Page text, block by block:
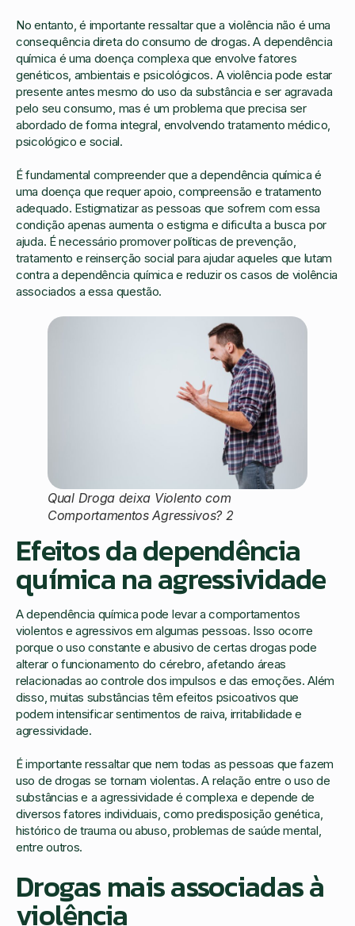
No entanto, é importante ressaltar que a violência não é uma
consequência direta do consumo de drogas. A dependência
química é uma doença complexa que envolve fatores
genéticos, ambientais e psicológicos. A violência pode estar
presente antes mesmo do uso da substância e ser agravada
pelo seu consumo, mas é um problema que precisa ser
abordado de forma integral, envolvendo tratamento médico,
psicológico e social.
É fundamental compreender que a dependência química é
uma doença que requer apoio, compreensão e tratamento
adequado. Estigmatizar as pessoas que sofrem com essa
condição apenas aumenta o estigma e dificulta a busca por
ajuda. É necessário promover políticas de prevenção,
tratamento e reinserção social para ajudar aqueles que lutam
contra a dependência química e reduzir os casos de violência
associados a essa questão.
Qual Droga deixa Violento com
Comportamentos Agressivos? 2
Efeitos da dependência
química na agressividade
A dependência química pode levar a comportamentos
violentos e agressivos em algumas pessoas. Isso ocorre
porque o uso constante e abusivo de certas drogas pode
alterar o funcionamento do cérebro, afetando áreas
relacionadas ao controle dos impulsos e das emoções. Além
disso, muitas substâncias têm efeitos psicoativos que
podem intensificar sentimentos de raiva, irritabilidade e
agressividade.
É importante ressaltar que nem todas as pessoas que fazem
uso de drogas se tornam violentas. A relação entre o uso de
substâncias e a agressividade é complexa e depende de
diversos fatores individuais, como predisposição genética,
histórico de trauma ou abuso, problemas de saúde mental,
entre outros.
Drogas mais associadas à
violência